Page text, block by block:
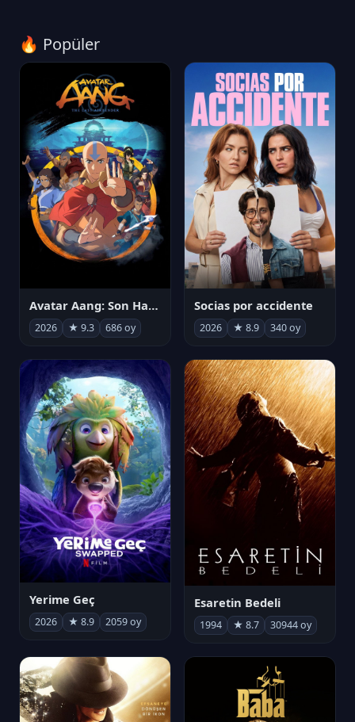
🔥 Popüler
Avatar Aang: Son Havabükücü
2026 ★ 9.3 686 oy
Socias por accidente
2026 ★ 8.9 340 oy
Yerime Geç
2026 ★ 8.9 2059 oy
Esaretin Bedeli
1994 ★ 8.7 30944 oy